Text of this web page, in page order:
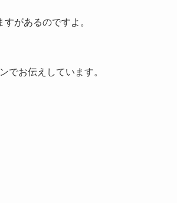
があるのですよ。
お伝えしています。